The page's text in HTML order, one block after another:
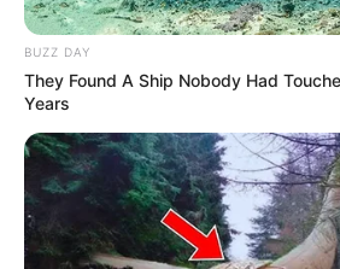
Walking On Thin Ice
BUZZ DAY
They Found A Ship Nobody Had
Years